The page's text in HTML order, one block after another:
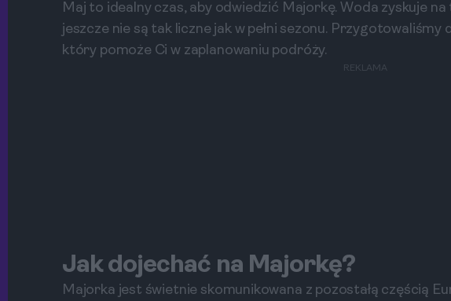
Maj to idealny czas, aby odwiedzić Majorkę. Woda zyskuje
jeszcze nie są tak liczne jak w pełni sezonu.
który pomoże Ci w zaplanowaniu podróży.
REKLAMA
Jak dojechać na Majorkę?
Majorka jest świetnie skomunikowana z pozostałą częścią